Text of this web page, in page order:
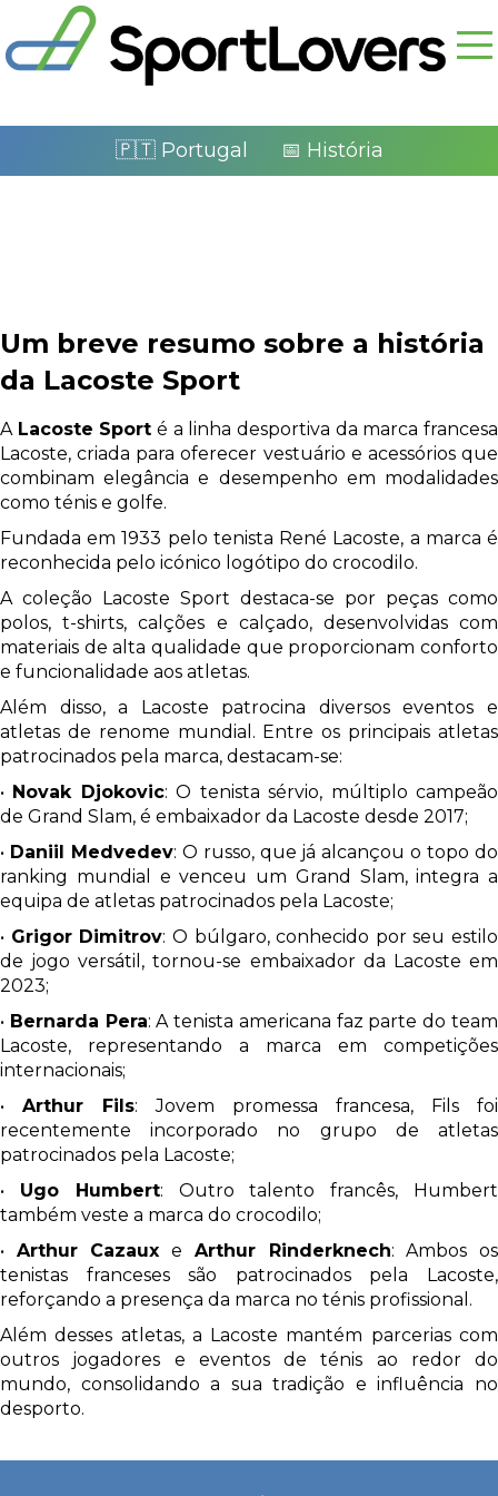
🇵🇹 Portugal 📅 História
Um breve resumo sobre a história
da Lacoste Sport
A Lacoste Sport é a linha desportiva da marca francesa
Lacoste, criada para oferecer vestuário e acessórios que
combinam elegância e desempenho em modalidades
como ténis e golfe.
Fundada em 1933 pelo tenista René Lacoste, a marca é
reconhecida pelo icónico logótipo do crocodilo.
A coleção Lacoste Sport destaca-se por peças como
polos, t-shirts, calções e calçado, desenvolvidas com
materiais de alta qualidade que proporcionam conforto
e funcionalidade aos atletas.
Além disso, a Lacoste patrocina diversos eventos e
atletas de renome mundial. Entre os principais atletas
patrocinados pela marca, destacam-se:
• Novak Djokovic: O tenista sérvio, múltiplo campeão
de Grand Slam, é embaixador da Lacoste desde 2017;
• Daniil Medvedev: O russo, que já alcançou o topo do
ranking mundial e venceu um Grand Slam, integra a
equipa de atletas patrocinados pela Lacoste;
• Grigor Dimitrov: O búlgaro, conhecido por seu estilo
de jogo versátil, tornou-se embaixador da Lacoste em
2023;
• Bernarda Pera: A tenista americana faz parte do team
Lacoste, representando a marca em competições
internacionais;
• Arthur Fils: Jovem promessa francesa, Fils foi
recentemente incorporado no grupo de atletas
patrocinados pela Lacoste;
• Ugo Humbert: Outro talento francês, Humbert
também veste a marca do crocodilo;
• Arthur Cazaux e Arthur Rinderknech: Ambos os
tenistas franceses são patrocinados pela Lacoste,
reforçando a presença da marca no ténis profissional.
Além desses atletas, a Lacoste mantém parcerias com
outros jogadores e eventos de ténis ao redor do
mundo, consolidando a sua tradição e influência no
desporto.